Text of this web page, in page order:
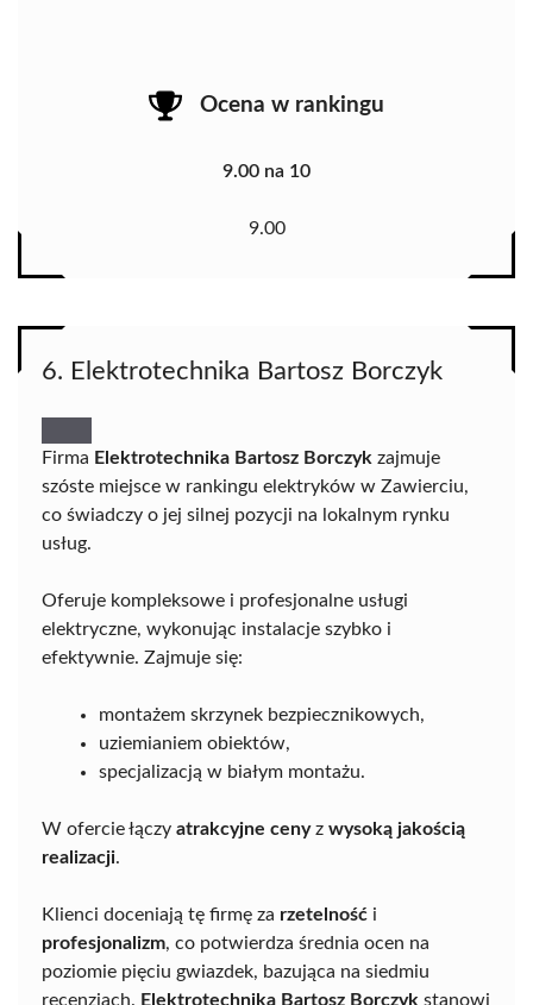
Ocena w rankingu
9.00 na 10
9.00
6. Elektrotechnika Bartosz Borczyk
Firma Elektrotechnika Bartosz Borczyk zajmuje
szóste miejsce w rankingu elektryków w Zawierciu,
co świadczy o jej silnej pozycji na lokalnym rynku
usług.
Oferuje kompleksowe i profesjonalne usługi
elektryczne, wykonując instalacje szybko i
efektywnie. Zajmuje się:
montażem skrzynek bezpiecznikowych,
uziemianiem obiektów,
specjalizacją w białym montażu.
W ofercie łączy atrakcyjne cenyz wysoką jakością
realizacji.
Klienci doceniają tę firmę za rzetelność i
profesjonalizm, co potwierdza średnia ocen na
poziomie pięciu gwiazdek, bazująca na siedmiu
recenzjach. Elektrotechnika Bartosz Borczyk stanowi